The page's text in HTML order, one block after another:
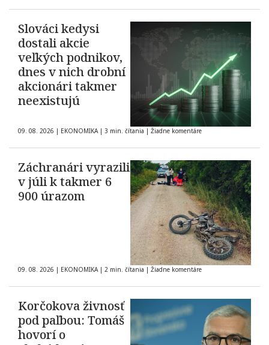
Slováci kedysi
dostali akcie
veľkých podnikov,
dnes v nich drobní
akcionári takmer
neexistujú
09. 08. 2026 | EKONOMIKA | 3 min. čítania | Žiadne komentáre
Záchranári vyrazili
v júli k takmer 6
900 úrazom
09. 08. 2026 | EKONOMIKA | 2 min. čítania | Žiadne komentáre
Korčokova živnosť
pod paľbou: Tomáš
hovorí o